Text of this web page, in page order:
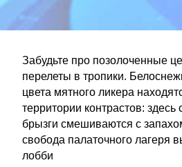
Забудьте про позолоченные
перелеты в тропики.
цвета мятного ликера
территории контрастов:
брызги смешиваются с
свобода палаточного лагеря
лобби
Контакт»